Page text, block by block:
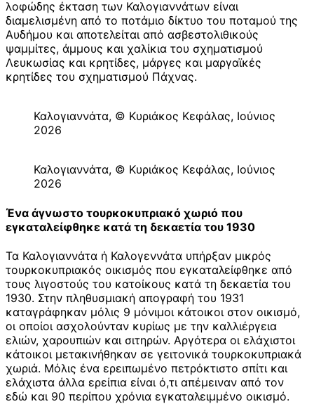
λοφώδης έκταση των Καλογιαννάτων είναι
διαμελισμένη από το ποτάμιο δίκτυο του ποταμού της
Αυδήμου και αποτελείται από ασβεστολιθικούς
ψαμμίτες, άμμους και χαλίκια του σχηματισμού
Λευκωσίας και κρητίδες, μάργες και μαργαϊκές
κρητίδες του σχηματισμού Πάχνας.
Καλογιαννάτα, © Κυριάκος Κεφάλας, Ιούνιος
2026
Καλογιαννάτα, © Κυριάκος Κεφάλας, Ιούνιος
2026
Ένα άγνωστο τουρκοκυπριακό χωριό που
εγκαταλείφθηκε κατά τη δεκαετία του 1930
Τα Καλογιαννάτα ή Καλογεννάτα υπήρξαν μικρός
τουρκοκυπριακός οικισμός που εγκαταλείφθηκε από
τους λιγοστούς του κατοίκους κατά τη δεκαετία του
1930. Στην πληθυσμιακή απογραφή του 1931
καταγράφηκαν μόλις 9 μόνιμοι κάτοικοι στον οικισμό,
οι οποίοι ασχολούνταν κυρίως με την καλλιέργεια
ελιών, χαρουπιών και σιτηρών. Αργότερα οι ελάχιστοι
κάτοικοι μετακινήθηκαν σε γειτονικά τουρκοκυπριακά
χωριά. Μόλις ένα ερειπωμένο πετρόκτιστο σπίτι και
ελάχιστα άλλα ερείπια είναι ό,τι απέμειναν από τον
εδώ και 90 περίπου χρόνια εγκαταλειμμένο οικισμό.